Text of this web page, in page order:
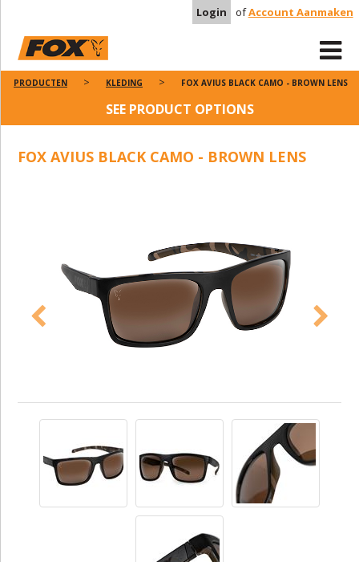
Login ofAccount Aanmaken
PRODUCTEN KLEDING FOX AVIUS BLACK CAMO - BROWN LENS
SEE PRODUCT OPTIONS
FOX AVIUS BLACK CAMO - BROWN LENS